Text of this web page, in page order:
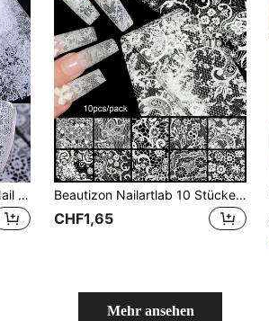
1 Packung Weiße Spitzen Nail Art Transfer Folie - 10 Blatt/Packung, Charmante florale Netzstruktur Weiße Spitzen Hochzeit Nail Art Design - Y2K Gothic Nail Deko - Nagelstudio Zubehör - DIY Nail Art (Nicht Klebrig) Nägel Nail Sticker Beautizon Nailartlab 10 Stücke Spitzen Blumen Nagel Dekoration DIY Kunst Gothic Stil Dunkel Nagel Kunst Dekorative Aufkleber Nägel Nagel Zubehör
CHF1,65
Mehr ansehen